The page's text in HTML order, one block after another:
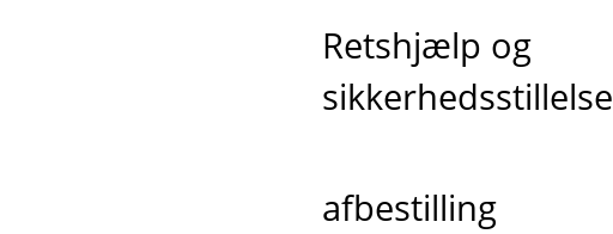
Retshjælp og
sikkerhedsstillelse
afbestilling